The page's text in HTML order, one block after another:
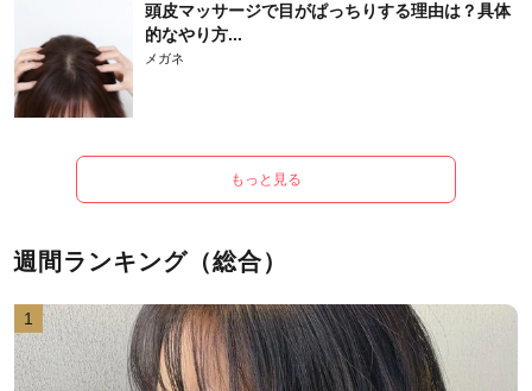
頭皮マッサージで目がぱっちりする理由は？具体
的なやり方...
メガネ
もっと見る
週間ランキング（総合）
1